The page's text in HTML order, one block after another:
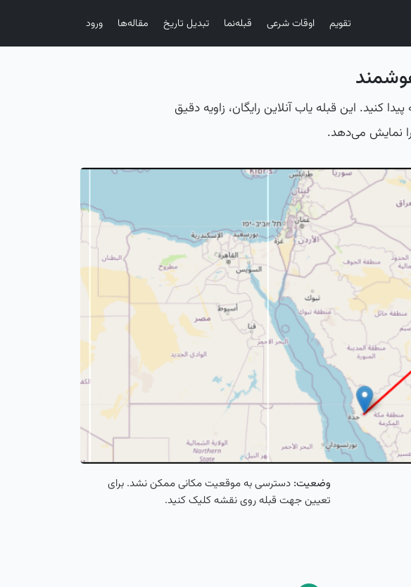
تقویم اوقات شرعی قبله‌نما تبدیل تاریخ مقاله‌ها ورود
کنید. این قبله یاب آنلاین رایگان، زاویه دقیق
نمایش می‌دهد.
وضعیت: دسترسی به موقعیت مکانی ممکن نشد. برای
تعیین جهت قبله روی نقشه کلیک کنید.